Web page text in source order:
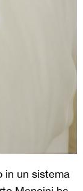
in un sistema